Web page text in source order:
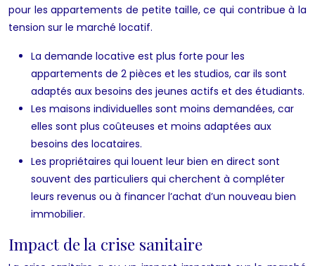
pour les appartements de petite taille, ce qui contribue à la
tension sur le marché locatif.
La demande locative est plus forte pour les
appartements de 2 pièces et les studios, car ils sont
adaptés aux besoins des jeunes actifs et des étudiants.
Les maisons individuelles sont moins demandées, car
elles sont plus coûteuses et moins adaptées aux
besoins des locataires.
Les propriétaires qui louent leur bien en direct sont
souvent des particuliers qui cherchent à compléter
leurs revenus ou à financer l’achat d’un nouveau bien
immobilier.
Impact de la crise sanitaire